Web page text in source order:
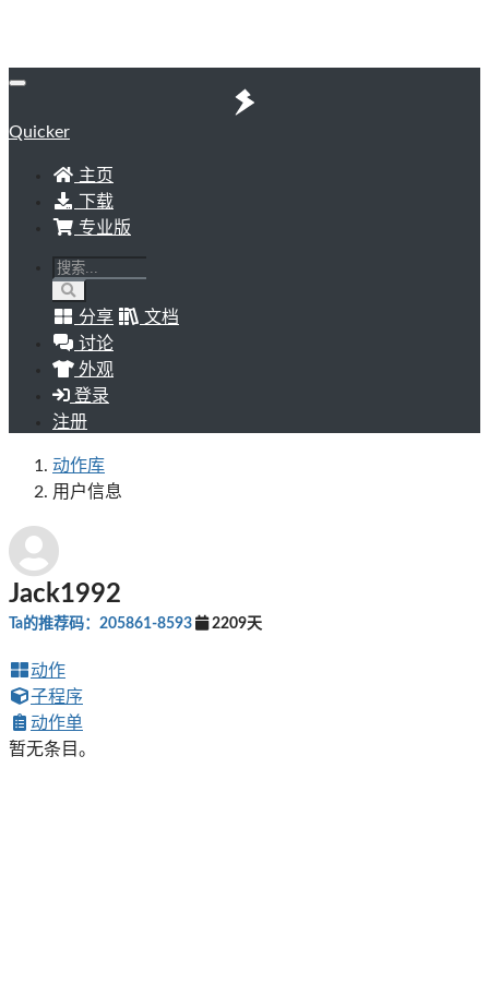
Quicker
主页
下载
专业版
分享
文档
讨论
外观
登录
注册
动作库
用户信息
Jack1992
Ta的推荐码：205861-8593 2209天
动作
子程序
动作单
暂无条目。